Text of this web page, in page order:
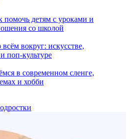
помочь детям с уроками и
со школой
вокруг: искусстве,
поп-культуре
в современном сленге,
и хобби